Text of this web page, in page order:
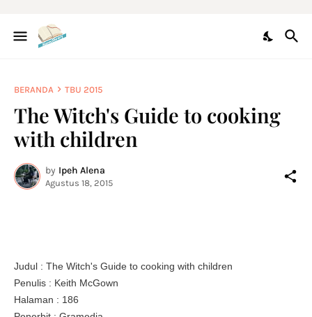
BERANDA TBU 2015
The Witch's Guide to cooking
with children
by Ipeh Alena
Agustus 18, 2015
Judul : The Witch's Guide to cooking with children
Penulis : Keith McGown
Halaman : 186